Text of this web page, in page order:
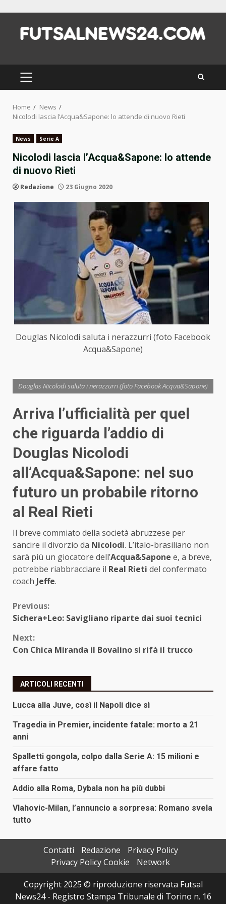
content
PRIMARY
MENU
Home
News
Nicolodi lascia l’Acqua&Sapone: lo attende di nuovo Rieti
News Serie A
Nicolodi lascia l’Acqua&Sapone: lo attende
di nuovo Rieti
Redazione 23 Giugno 2020
Douglas Nicolodi saluta i nerazzurri (foto Facebook
Acqua&Sapone)
Douglas Nicolodi saluta i nerazzurri (foto Facebook Acqua&Sapone)
Arriva l’ufficialità per quel
che riguarda l’addio di
Douglas Nicolodi
all’Acqua&Sapone: nel suo
futuro un probabile ritorno
al Real Rieti
Il breve commiato della società abruzzese per
sancire il divorzio da Nicolodi. L’italo-brasiliano non
sarà più un giocatore dell’Acqua&Sapone e, a breve,
potrebbe riabbracciare il Real Rieti del confermato
coach Jeffe.
Continue
Previous:
Sichera+Leo: Savigliano riparte dai suoi tecnici
Next:
Con Chica Miranda il Bovalino si rifà il trucco
ARTICOLI RECENTI
Lucca alla Juve, così il Napoli dice sì
Tragedia in Premier, incidente fatale: morto a 21
anni
Spalletti gongola, colpo dalla Serie A: 15 milioni e
affare fatto
Addio alla Roma, Dybala non ha più dubbi
Vlahovic-Milan, l’annuncio a sorpresa: Romano svela
tutto
Contatti Redazione
Privacy Policy
Privacy Policy Cookie
Network
Copyright 2025 © riproduzione riservata Futsal
News24 - Registro Stampa Tribunale di Torino n. 16